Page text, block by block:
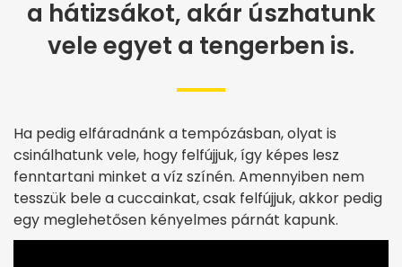
a hátizsákot, akár úszhatunk
vele egyet a tengerben is.
Ha pedig elfáradnánk a tempózásban, olyat is
csinálhatunk vele, hogy felfújjuk, így képes lesz
fenntartani minket a víz színén. Amennyiben nem
tesszük bele a cuccainkat, csak felfújjuk, akkor pedig
egy meglehetősen kényelmes párnát kapunk.